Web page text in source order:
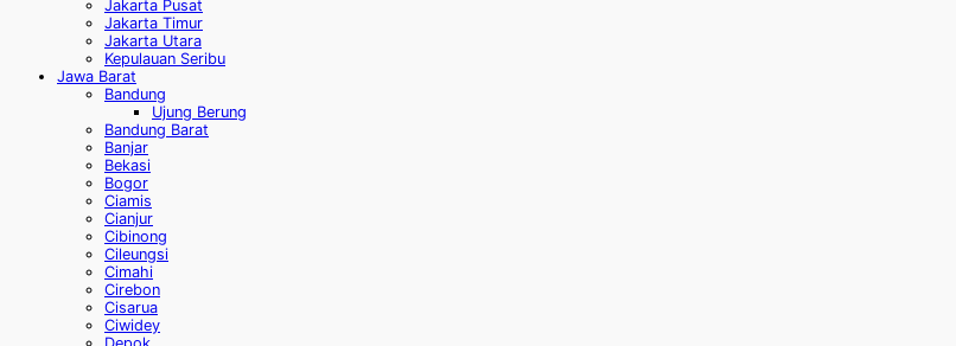
Jakarta Pusat
Jakarta Timur
Jakarta Utara
Kepulauan Seribu
Jawa Barat
Bandung
Ujung Berung
Bandung Barat
Banjar
Bekasi
Bogor
Ciamis
Cianjur
Cibinong
Cileungsi
Cimahi
Cirebon
Cisarua
Ciwidey